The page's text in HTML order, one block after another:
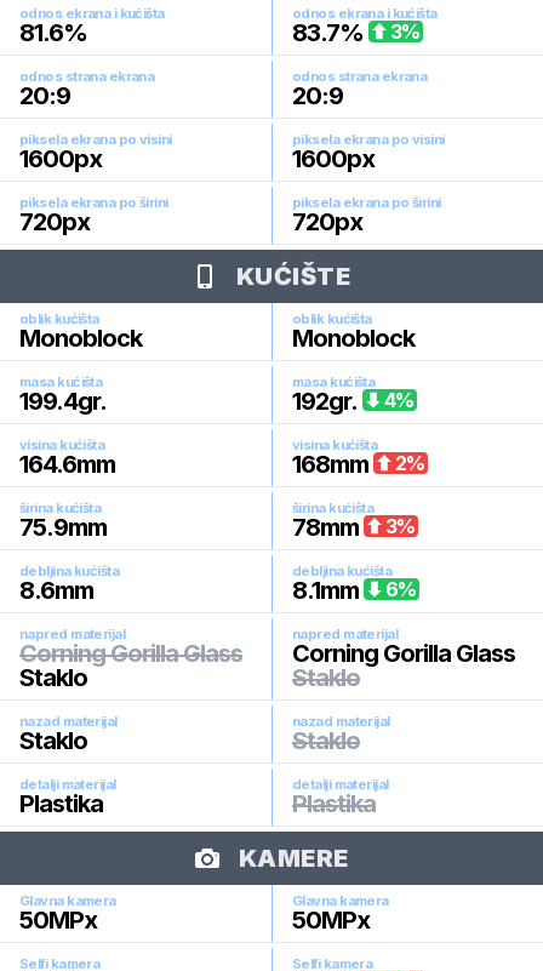
odnos ekrana i kućišta
81.6%
odnos ekrana i kućišta
83.7% 3%
odnos strana ekrana
20:9
odnos strana ekrana
20:9
piksela ekrana po visini
1600px
piksela ekrana po visini
1600px
piksela ekrana po širini
720px
piksela ekrana po širini
720px
KUĆIŠTE
oblik kućišta
Monoblock
oblik kućišta
Monoblock
masa kućišta
199.4gr.
masa kućišta
192gr. 4%
visina kućišta
164.6mm
visina kućišta
168mm 2%
širina kućišta
75.9mm
širina kućišta
78mm 3%
debljina kućišta
8.6mm
debljina kućišta
8.1mm 6%
napred materijal
Corning Gorilla Glass
Staklo
napred materijal
Corning Gorilla Glass
Staklo
nazad materijal
Staklo
nazad materijal
Staklo
detalji materijal
Plastika
detalji materijal
Plastika
KAMERE
Glavna kamera
50MPx
Glavna kamera
50MPx
Selfi kamera Selfi kamera